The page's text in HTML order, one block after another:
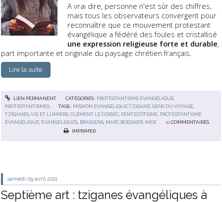
A vrai dire, personne n'est sûr des chiffres,
mais tous les observateurs convergent pour
reconnaître que ce mouvement protestant
évangélique a fédéré des foules et cristallisé
une expression religieuse forte et durable,
part importante et originale du paysage chrétien français.
Lire la suite
LIEN PERMANENT CATÉGORIES : PROTESTANTISME ÉVANGÉLIQUE,
PROTESTANTISMES
TAGS : MISSION EVANGÉLIQUE TZIGANE ,GENS DU VOYAGE
TZIGANES ,VIE ET LUMIÈRE ,CLÉMENT LE COSSEC PENTECÔTISME PROTESTANTISME
ÉVANGÉLIQUE ÉVANGÉLIQUES BRASSENS MARC BOEGNER INDE 10 COMMENTAIRES
IMPRIMER
samedi 09 avril 2011
Septième art : tziganes évangéliques à